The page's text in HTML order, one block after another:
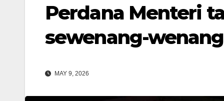
Perdana Menteri
sewenang-
MAY 9, 2026